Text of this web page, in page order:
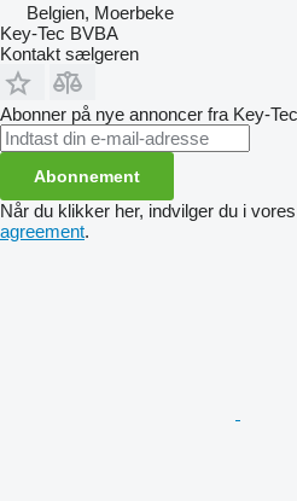
Belgien, Moerbeke
Key-Tec BVBA
Kontakt sælgeren
Abonner på nye annoncer fra Key-
Abonnement
Når du klikker her, indvilger du i vores
agreement.